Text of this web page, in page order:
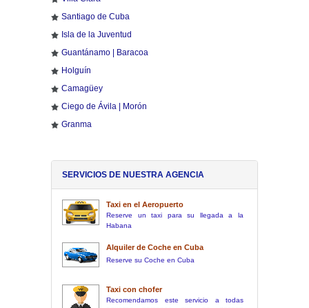
Santiago de Cuba
Isla de la Juventud
Guantánamo | Baracoa
Holguín
Camagüey
Ciego de Ávila | Morón
Granma
SERVICIOS DE NUESTRA AGENCIA
Taxi en el Aeropuerto
Reserve un taxi para su llegada a la
Habana
Alquiler de Coche en Cuba
Reserve su Coche en Cuba
Taxi con chofer
Recomendamos este servicio a todas